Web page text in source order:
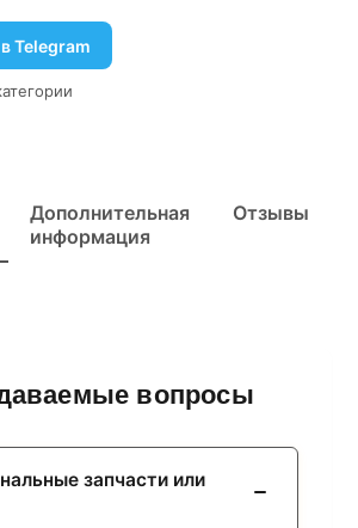
Telegram
Дополнительная
информация
Отзывы
вопросы
запчасти или